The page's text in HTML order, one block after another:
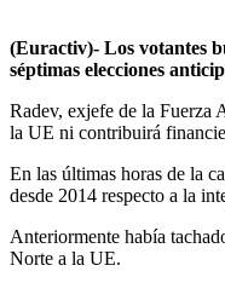
(Euractiv)- Los votantes
séptimas elecciones
Radev, exjefe de la Fuerza
la UE ni contribuirá
En las últimas horas de la
desde 2014 respecto a la
Anteriormente había
Norte a la UE.